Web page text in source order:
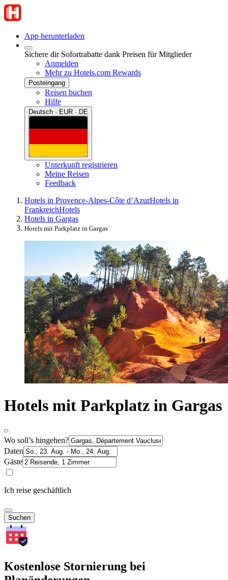
App herunterladen
Sichere dir Sofortrabatte dank Preisen für Mitglieder
Anmelden
Mehr zu Hotels.com Rewards
Posteingang
Reisen buchen
Hilfe
Deutsch · EUR · DE
Unterkunft registrieren
Meine Reisen
Feedback
Hotels in Provence-Alpes-Côte d’AzurHotels in
FrankreichHotels
Hotels in Gargas
Hotels mit Parkplatz in Gargas
Hotels mit Parkplatz in Gargas
Wo soll’s hingehen?
Daten
Gäste
Ich reise geschäftlich
Suchen
Kostenlose Stornierung bei